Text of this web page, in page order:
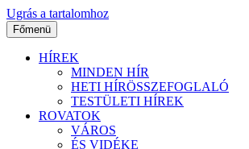
Ugrás a tartalomhoz
Főmenü
HÍREK
MINDEN HÍR
HETI HÍRÖSSZEFOGLALÓ
TESTÜLETI HÍREK
ROVATOK
VÁROS
ÉS VIDÉKE